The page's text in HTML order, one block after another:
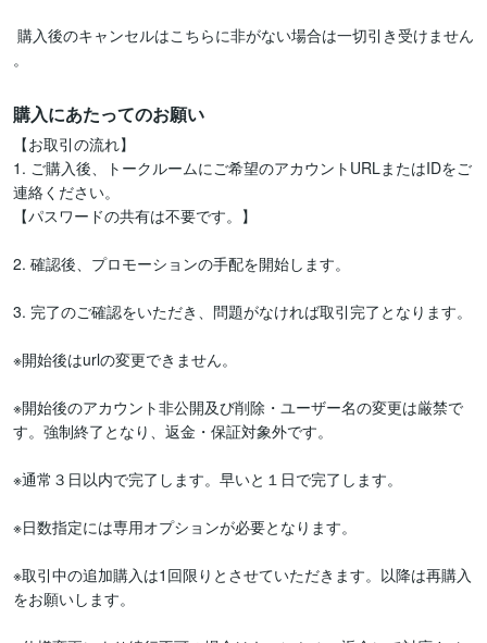
。
購入にあたってのお願い
【お取引の流れ】
1. ご購入後、トークルームにご希望のアカウントURLまたはIDをご
連絡ください。
【パスワードの共有は不要です。】
2. 確認後、プロモーションの手配を開始します。
3. 完了のご確認をいただき、問題がなければ取引完了となります。
※開始後はurlの変更できません。
※開始後のアカウント非公開及び削除・ユーザー名の変更は厳禁で
す。強制終了となり、返金・保証対象外です。
※通常３日以内で完了します。早いと１日で完了します。
※日数指定には専用オプションが必要となります。
※取引中の追加購入は1回限りとさせていただきます。以降は再購入
をお願いします。